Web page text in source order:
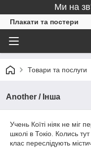
Ми на
Плакати та постери
Товари та послуги
Another / Інша
Учень Коїті ніяк не міг
школі в Токіо. Колись
клас переслідують